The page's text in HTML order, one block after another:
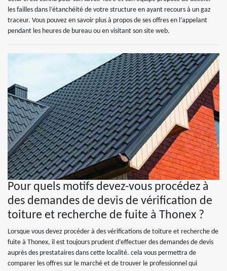
les failles dans l’étanchéité de votre structure en ayant recours à un gaz
traceur. Vous pouvez en savoir plus à propos de ses offres en l’appelant
pendant les heures de bureau ou en visitant son site web.
Pour quels motifs devez-vous procédez à
des demandes de devis de vérification de
toiture et recherche de fuite à Thonex ?
Lorsque vous devez procéder à des vérifications de toiture et recherche de
fuite à Thonex, il est toujours prudent d’effectuer des demandes de devis
auprès des prestataires dans cette localité. cela vous permettra de
comparer les offres sur le marché et de trouver le professionnel qui